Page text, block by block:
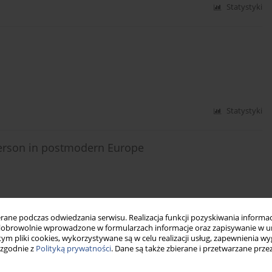
podczas odwiedzania serwisu. Realizacja funkcji pozyskiwania
wprowadzone w formularzach informacje oraz zapisywanie w
pliki cookies, wykorzystywane są w celu realizacji usług, zapewnienia
z Polityką prywatności. Dane są także zbierane i przetwarzane
Statystyki
Statystyki
in postmodern Europe
Statystyki